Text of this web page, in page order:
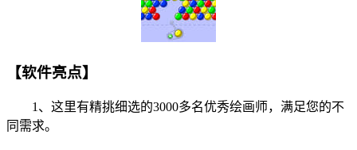
【软件亮点】
1、这里有精挑细选的3000多名优秀绘画师，满足您的不
同需求。